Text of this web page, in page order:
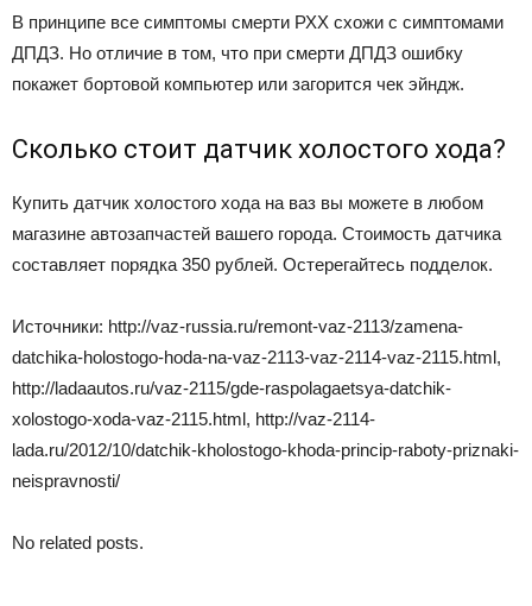
В принципе все симптомы смерти РХХ схожи с симптомами
ДПДЗ. Но отличие в том, что при смерти ДПДЗ ошибку
покажет бортовой компьютер или загорится чек эйндж.
Сколько стоит датчик холостого хода?
Купить датчик холостого хода на ваз вы можете в любом
магазине автозапчастей вашего города. Стоимость датчика
составляет порядка 350 рублей. Остерегайтесь подделок.
Источники: http://vaz-russia.ru/remont-vaz-2113/zamena-
datchika-holostogo-hoda-na-vaz-2113-vaz-2114-vaz-2115.html,
http://ladaautos.ru/vaz-2115/gde-raspolagaetsya-datchik-
xolostogo-xoda-vaz-2115.html, http://vaz-2114-
lada.ru/2012/10/datchik-kholostogo-khoda-princip-raboty-priznaki-
neispravnosti/
No related posts.